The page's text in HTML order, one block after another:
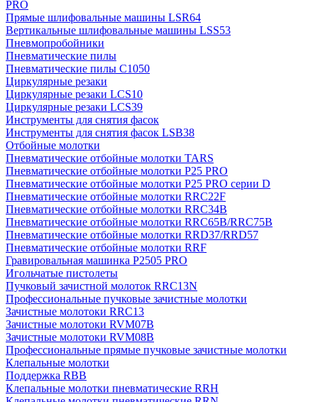
PRO
Прямые шлифовальные машины LSR64
Вертикальные шлифовальные машины LSS53
Пневмопробойники
Пневматические пилы
Пневматические пилы C1050
Циркулярные резаки
Циркулярные резаки LCS10
Циркулярные резаки LCS39
Инструменты для снятия фасок
Инструменты для снятия фасок LSB38
Отбойные молотки
Пневматические отбойные молотки TARS
Пневматические отбойные молотки P25 PRO
Пневматические отбойные молотки P25 PRO серии D
Пневматические отбойные молотки RRC22F
Пневматические отбойные молотки RRC34B
Пневматические отбойные молотки RRC65B/RRC75B
Пневматические отбойные молотки RRD37/RRD57
Пневматические отбойные молотки RRF
Гравировальная машинка P2505 PRO
Игольчатые пистолеты
Пучковый зачистной молоток RRC13N
Профессиональные пучковые зачистные молотки
Зачистные молотоки RRC13
Зачистные молотоки RVM07B
Зачистные молотоки RVM08B
Профессиональные прямые пучковые зачистные молотки
Клепальные молотки
Поддержка RBB
Клепальные молотки пневматические RRH